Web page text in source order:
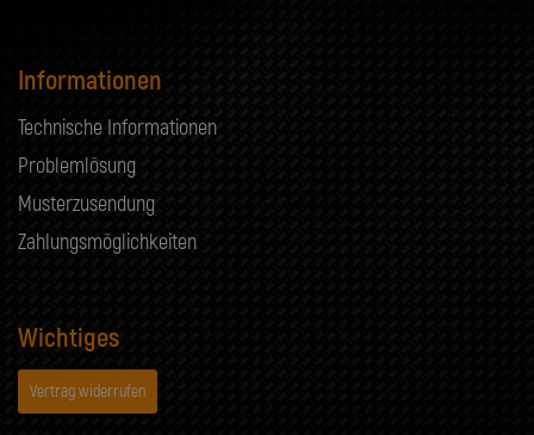
Informationen
Technische Informationen
Problemlösung
Musterzusendung
Zahlungsmöglichkeiten
Wichtiges
Vertrag widerrufen